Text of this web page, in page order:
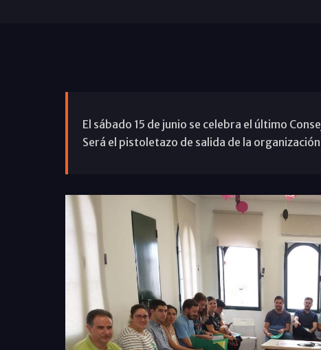
El sábado 15 de junio se celebra el último
Será el pistoletazo de salida de la